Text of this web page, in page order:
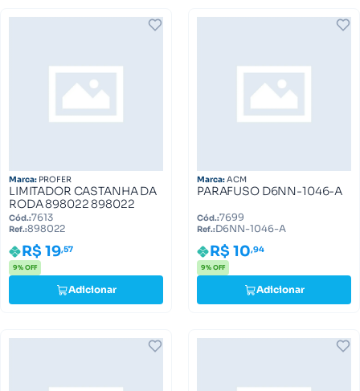
Marca: PROFER
LIMITADOR CASTANHA DA
RODA 898022 898022
Cód.:7613
Ref.:898022
R$ 19,57
9% OFF
Adicionar
Marca:ACM
PARAFUSO D6NN-1046-A
Cód.:7699
Ref.:D6NN-1046-A
R$ 10,94
9% OFF
Adicionar